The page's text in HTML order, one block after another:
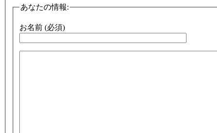
あなたの情報:
お名前 (必須)